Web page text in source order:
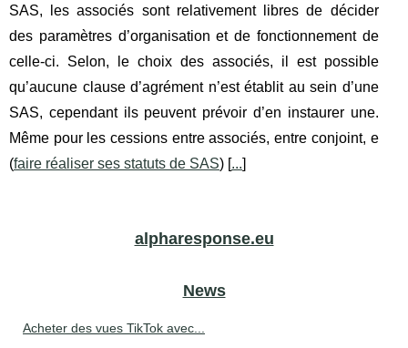
SAS, les associés sont relativement libres de décider
des paramètres d’organisation et de fonctionnement de
celle-ci. Selon, le choix des associés, il est possible
qu’aucune clause d’agrément n’est établit au sein d’une
SAS, cependant ils peuvent prévoir d’en instaurer une.
Même pour les cessions entre associés, entre conjoint, e
(faire réaliser ses statuts de SAS) [...]
alpharesponse.eu
News
Acheter des vues TikTok avec...